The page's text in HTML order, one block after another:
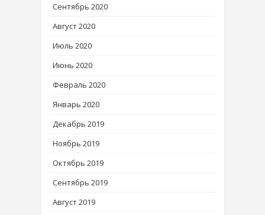
Сентябрь 2020
Август 2020
Июль 2020
Июнь 2020
Февраль 2020
Январь 2020
Декабрь 2019
Ноябрь 2019
Октябрь 2019
Сентябрь 2019
Август 2019